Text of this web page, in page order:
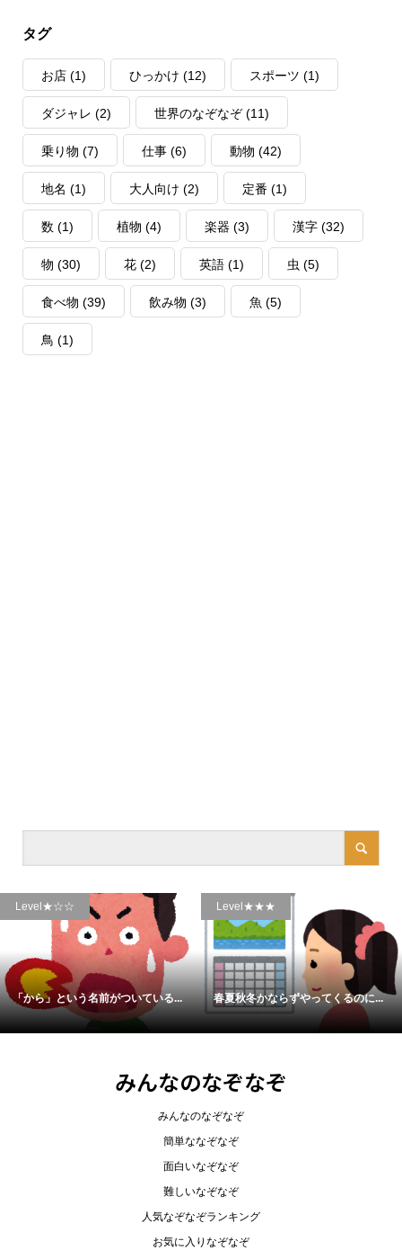
タグ
お店(1) ひっかけ (12) スポーツ (1)
ダジャレ (2) 世界のなぞなぞ(11)
乗り物 (7) 仕事(6) 動物 (42)
地名 (1) 大人向け (2) 定番 (1)
数 (1) 植物 (4) 楽器 (3) 漢字(32)
物 (30) 花(2) 英語(1) 虫 (5)
食べ物 (39) 飲み物 (3) 魚 (5)
鳥 (1)
Level★☆☆
「から」という名前がついている...
Level★★★
春夏秋冬かならずやってくるのに...
みんなのなぞなぞ
みんなのなぞなぞ
簡単ななぞなぞ
面白いなぞなぞ
難しいなぞなぞ
人気なぞなぞランキング
お気に入りなぞなぞ